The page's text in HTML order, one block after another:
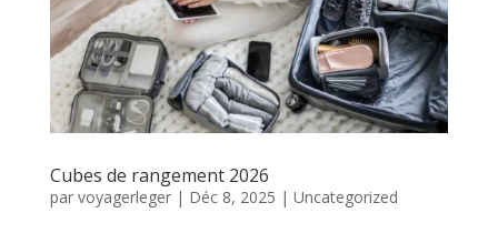
Cubes de rangement 2026
par voyagerleger| Déc 8, 2025 | Uncategorized